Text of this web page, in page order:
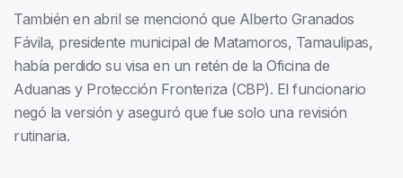
También en abril se mencionó que Alberto Granados
Fávila, presidente municipal de Matamoros, Tamaulipas,
había perdido su visa en un retén de la Oficina de
Aduanas y Protección Fronteriza (CBP). El funcionario
negó la versión y aseguró que fue solo una revisión
rutinaria.